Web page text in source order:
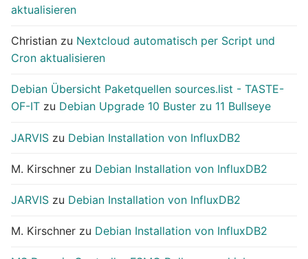
aktualisieren
Christian zu Nextcloud automatisch per Script und
Cron aktualisieren
Debian Übersicht Paketquellen sources.list - TASTE-
OF-IT zu Debian Upgrade 10 Buster zu 11 Bullseye
JARVIS zu Debian Installation von InfluxDB2
M. Kirschner zu Debian Installation von InfluxDB2
JARVIS zu Debian Installation von InfluxDB2
M. Kirschner zu Debian Installation von InfluxDB2